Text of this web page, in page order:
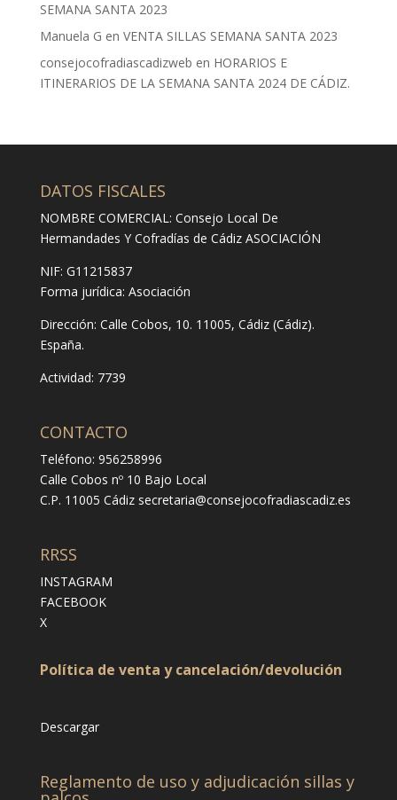
SEMANA SANTA 2023
Manuela G en VENTA SILLAS SEMANA SANTA 2023
consejocofradiascadizweb en HORARIOS E
ITINERARIOS DE LA SEMANA SANTA 2024 DE CÁDIZ.
DATOS FISCALES
NOMBRE COMERCIAL: Consejo Local De
Hermandades Y Cofradías de Cádiz ASOCIACIÓN
NIF: G11215837
Forma jurídica: Asociación
Dirección: Calle Cobos, 10. 11005, Cádiz (Cádiz).
España.
Actividad: 7739
CONTACTO
Teléfono: 956258996
Calle Cobos nº 10 Bajo Local
C.P. 11005 Cádiz secretaria@consejocofradiascadiz.es
RRSS
INSTAGRAM
FACEBOOK
X
Política de venta y cancelación/devolución
Descargar
Reglamento de uso y adjudicación sillas y